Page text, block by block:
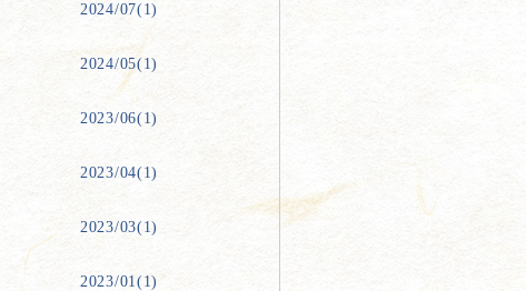
2024/07(1)
2024/05(1)
2023/06(1)
2023/04(1)
2023/03(1)
2023/01(1)